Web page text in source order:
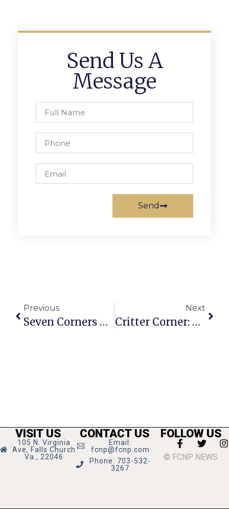
Send Us A
Message
Send
Previous
Seven Corners Psychotherapy Launches New Website
Next
Critter Corner: Bell Haensel
VISIT US
105 N. Virginia
Ave, Falls Church
Va., 22046
CONTACT US
Email:
fcnp@fcnp.com
Phone: 703-532-
3267
FOLLOW US
© FCNP NEWS